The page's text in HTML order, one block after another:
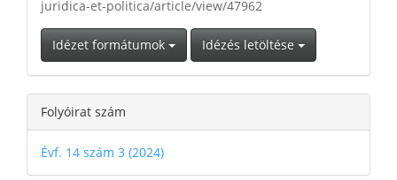
juridica-et-politica/article/view/47962
Idézet formátumok Idézés letöltése
Folyóirat szám
Évf. 14 szám 3 (2024)